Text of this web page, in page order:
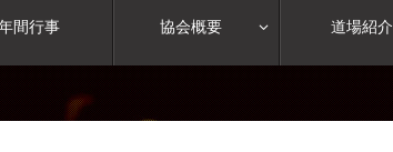
間行事 協会概要 道場紹介